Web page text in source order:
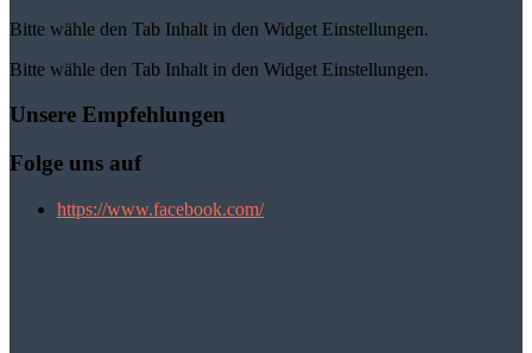
Bitte wähle den Tab Inhalt in den Widget Einstellungen.
Bitte wähle den Tab Inhalt in den Widget Einstellungen.
Unsere Empfehlungen
Folge uns auf
https://www.facebook.com/